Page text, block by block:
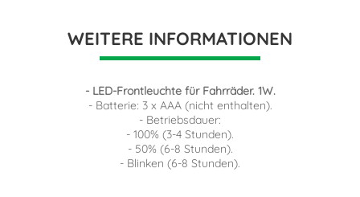
WEITERE INFORMATIONEN
- LED-Frontleuchte für Fahrräder. 1W.
- Batterie: 3 x AAA (nicht enthalten).
- Betriebsdauer:
- 100% (3-4 Stunden).
- 50% (6-8 Stunden).
- Blinken (6-8 Stunden).